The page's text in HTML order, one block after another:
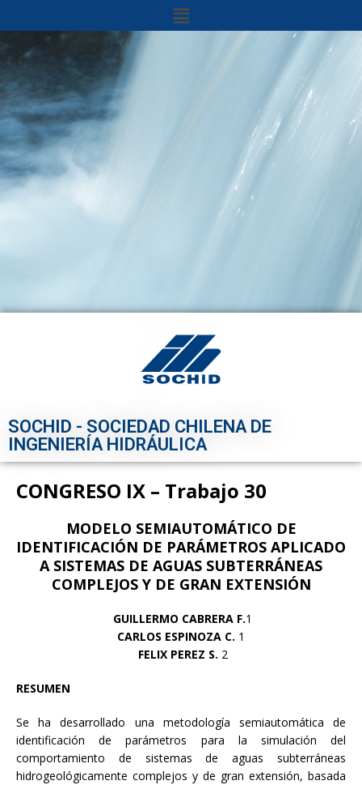
SOCHID - SOCIEDAD CHILENA DE
INGENIERÍA HIDRÁULICA
CONGRESO IX – Trabajo 30
MODELO SEMIAUTOMÁTICO DE
IDENTIFICACIÓN DE PARÁMETROS APLICADO
A SISTEMAS DE AGUAS SUBTERRÁNEAS
COMPLEJOS Y DE GRAN EXTENSIÓN
GUILLERMO CABRERA F.1
CARLOS ESPINOZA C. 1
FELIX PEREZ S. 2
RESUMEN
Se ha desarrollado una metodología semiautomática de
identificación de parámetros para la simulación del
comportamiento de sistemas de aguas subterráneas
hidrogeológicamente complejos y de gran extensión, basada